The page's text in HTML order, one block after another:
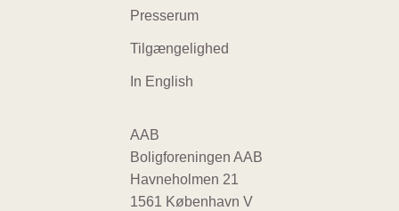
Presserum
Tilgængelighed
In English
AAB
Boligforeningen AAB
Havneholmen 21
1561 København V